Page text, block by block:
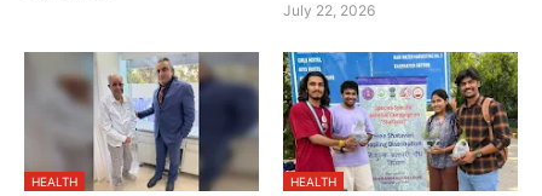
July 22, 2026
HEALTH HEALTH